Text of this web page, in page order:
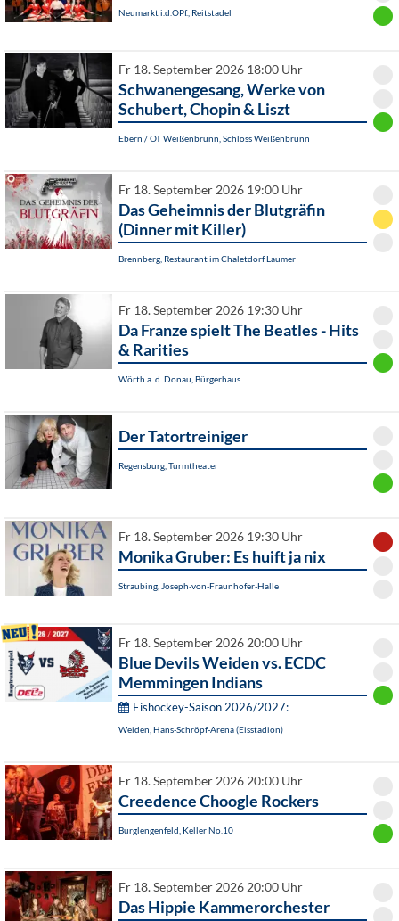
Neumarkt i.d.OPf., Reitstadel
Fr 18. September 2026 18:00 Uhr
Schwanengesang, Werke von
Schubert, Chopin & Liszt
Ebern / OT Weißenbrunn, Schloss Weißenbrunn
Fr 18. September 2026 19:00 Uhr
Das Geheimnis der Blutgräfin
(Dinner mit Killer)
Brennberg, Restaurant im Chaletdorf Laumer
Fr 18. September 2026 19:30 Uhr
Da Franze spielt The Beatles - Hits
& Rarities
Wörth a. d. Donau, Bürgerhaus
Der Tatortreiniger
Regensburg, Turmtheater
Fr 18. September 2026 19:30 Uhr
Monika Gruber: Es huift ja nix
Straubing, Joseph-von-Fraunhofer-Halle
Fr 18. September 2026 20:00 Uhr
Blue Devils Weiden vs. ECDC
Memmingen Indians
Eishockey-Saison 2026/2027:
Weiden, Hans-Schröpf-Arena (Eisstadion)
Fr 18. September 2026 20:00 Uhr
Creedence Choogle Rockers
Burglengenfeld, Keller No.10
Fr 18. September 2026 20:00 Uhr
Das Hippie Kammerorchester